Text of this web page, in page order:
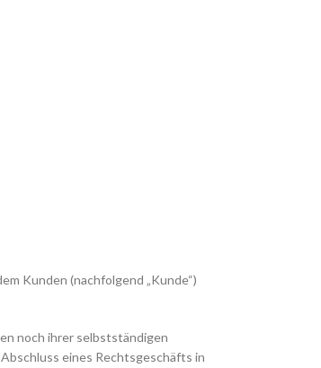
Kunden (nachfolgend „Kunde“)
noch ihrer selbstständigen
eines Rechtsgeschäfts in